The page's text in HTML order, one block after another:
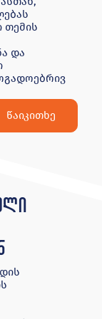
თემის
და
წაიკითხე